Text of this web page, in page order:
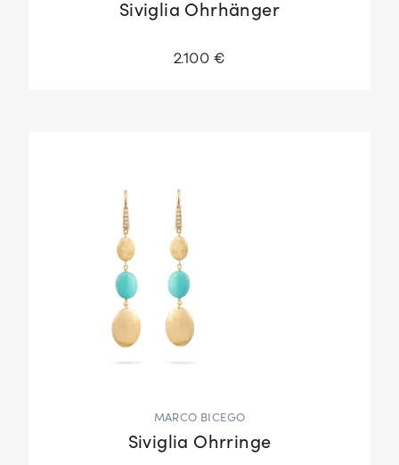
Siviglia Ohrhänger
2.100 €
MARCO BICEGO
Siviglia Ohrringe